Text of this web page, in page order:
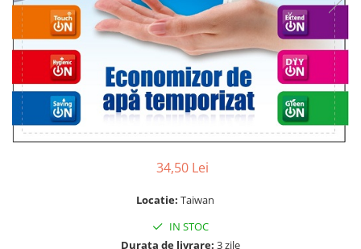
34,50 Lei
Locatie: Taiwan
IN STOC
Durata de livrare: 3 zile